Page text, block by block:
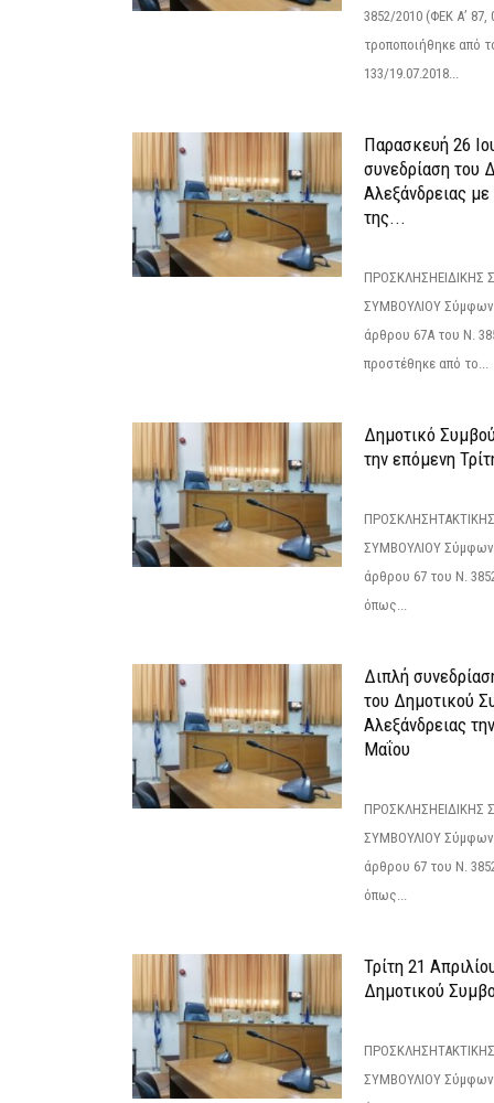
3852/2010 (ΦΕΚ Α’ 87,
τροποποιήθηκε από
133/19.07.2018...
Παρασκευή 26
συνεδρίαση του
Αλεξάνδρειας
της...
ΠΡΟΣΚΛΗΣΗΕΙΔΙΚΗΣ
ΣΥΜΒΟΥΛΙΟΥ
άρθρου 67Α του Ν.
προστέθηκε από το...
Δημοτικό
την επόμενη
ΣΥΜΒΟΥΛΙΟΥ
άρθρου 67 του Ν.
όπως...
Διπλή
του Δημοτικού
Αλεξάνδρειας
Μαΐου
ΠΡΟΣΚΛΗΣΗΕΙΔΙΚΗΣ
ΣΥΜΒΟΥΛΙΟΥ
άρθρου 67 του Ν.
όπως...
Τρίτη 21
Δημοτικού
ΣΥΜΒΟΥΛΙΟΥ